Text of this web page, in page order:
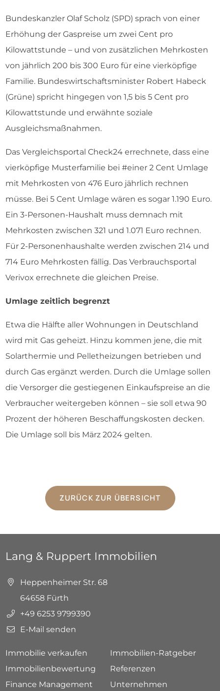
Bundeskanzler Olaf Scholz (SPD) sprach von einer
Erhöhung der Gaspreise um zwei Cent pro
Kilowattstunde – und von zusätzlichen Mehrkosten
von jährlich 200 bis 300 Euro für eine vierköpfige
Familie. Bundeswirtschaftsminister Robert Habeck
(Grüne) spricht hingegen von 1,5 bis 5 Cent pro
Kilowattstunde und erwähnte soziale
Ausgleichsmaßnahmen.
Das Vergleichsportal Check24 errechnete, dass eine
vierköpfige Musterfamilie bei #einer 2 Cent Umlage
mit Mehrkosten von 476 Euro jährlich rechnen
müsse. Bei 5 Cent Umlage wären es sogar 1.190 Euro.
Ein 3-Personen-Haushalt muss demnach mit
Mehrkosten zwischen 321 und 1.071 Euro rechnen.
Für 2-Personenhaushalte werden zwischen 214 und
714 Euro Mehrkosten fällig. Das Verbrauchsportal
Verivox errechnete die gleichen Preise.
Umlage zeitlich begrenzt
Etwa die Hälfte aller Wohnungen in Deutschland
wird mit Gas geheizt. Hinzu kommen jene, die mit
Solarthermie und Pelletheizungen betrieben und
durch Gas ergänzt werden. Durch die Umlage sollen
die Versorger die gestiegenen Einkaufspreise an die
Verbraucher weitergeben können – sie soll etwa 90
Prozent der höheren Beschaffungskosten decken.
Die Umlage soll bis März 2024 gelten.
ZURÜCK ZUR ÜBERSICHT
Lang & Ruppert Immobilien
Heppenheimer Str. 68
64658 Fürth
+49 6253 9799390
E-Mail senden
Immobilie verkaufen
Immobilien-Ratgeber
Immobilienbewertung
Referenzen
Finance Management
Unternehmen